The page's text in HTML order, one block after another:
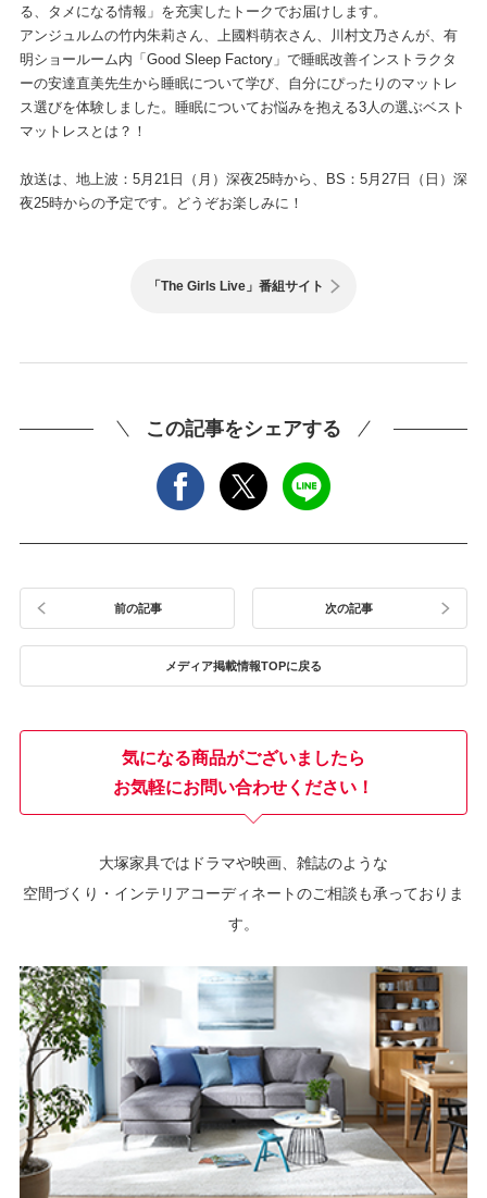
る、タメになる情報」を充実したトークでお届けします。
アンジュルムの竹内朱莉さん、上國料萌衣さん、川村文乃さんが、有
明ショールーム内「Good Sleep Factory」で睡眠改善インストラクタ
ーの安達直美先生から睡眠について学び、自分にぴったりのマットレ
ス選びを体験しました。睡眠についてお悩みを抱える3人の選ぶベスト
マットレスとは？！
放送は、地上波：5月21日（月）深夜25時から、BS：5月27日（日）深
夜25時からの予定です。どうぞお楽しみに！
「The Girls Live」番組サイト
この記事をシェアする
前の記事
メディア掲載情報TOPに戻る
次の記事
気になる商品がございましたら
お気軽にお問い合わせください！
大塚家具ではドラマや映画、雑誌のような
空間づくり・インテリアコーディネートのご相談も承っておりま
す。